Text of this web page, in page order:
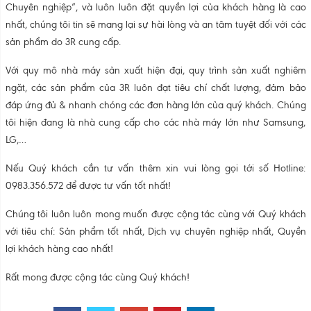
Chuyên nghiệp”, và luôn luôn đặt quyền lợi của khách hàng là cao
nhất, chúng tôi tin sẽ mang lại sự hài lòng và an tâm tuyệt đối với các
sản phẩm do 3R cung cấp.
Với quy mô nhà máy sản xuất hiện đại, quy trình sản xuất nghiêm
ngặt, các sản phẩm của 3R luôn đạt tiêu chí chất lượng, đảm bảo
đáp ứng đủ & nhanh chóng các đơn hàng lớn của quý khách. Chúng
tôi hiện đang là nhà cung cấp cho các nhà máy lớn như Samsung,
LG,…
Nếu Quý khách cần tư vấn thêm xin vui lòng gọi tới số Hotline:
0983.356.572 để được tư vấn tốt nhất!
Chúng tôi luôn luôn mong muốn được cộng tác cùng với Quý khách
với tiêu chí: Sản phẩm tốt nhất, Dịch vụ chuyên nghiệp nhất, Quyền
lợi khách hàng cao nhất!
Rất mong được cộng tác cùng Quý khách!